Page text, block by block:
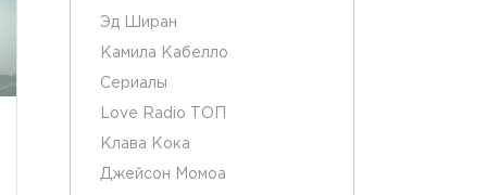
Эд Ширан
Камила Кабелло
Сериалы
Love Radio ТОП
Клава Кока
Джейсон Момоа